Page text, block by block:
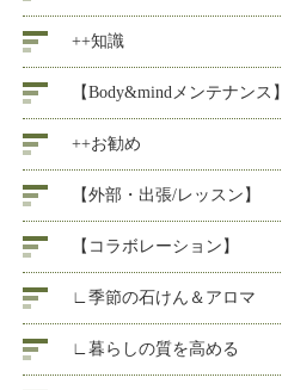
++知識
【Body&mindメンテナンス】
++お勧め
【外部・出張/レッスン】
【コラボレーション】
∟季節の石けん＆アロマ
∟暮らしの質を高める